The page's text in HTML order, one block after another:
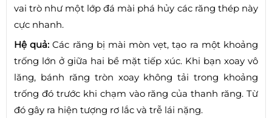
vai trò như một lớp đá mài phá hủy các răng thép này
cực nhanh.
Hệ quả: Các răng bị mài mòn vẹt, tạo ra một khoảng
trống lớn ở giữa hai bề mặt tiếp xúc. Khi bạn xoay vô
lăng, bánh răng tròn xoay không tải trong khoảng
trống đó trước khi chạm vào răng của thanh răng. Từ
đó gây ra hiện tượng rơ lắc và trễ lái nặng.